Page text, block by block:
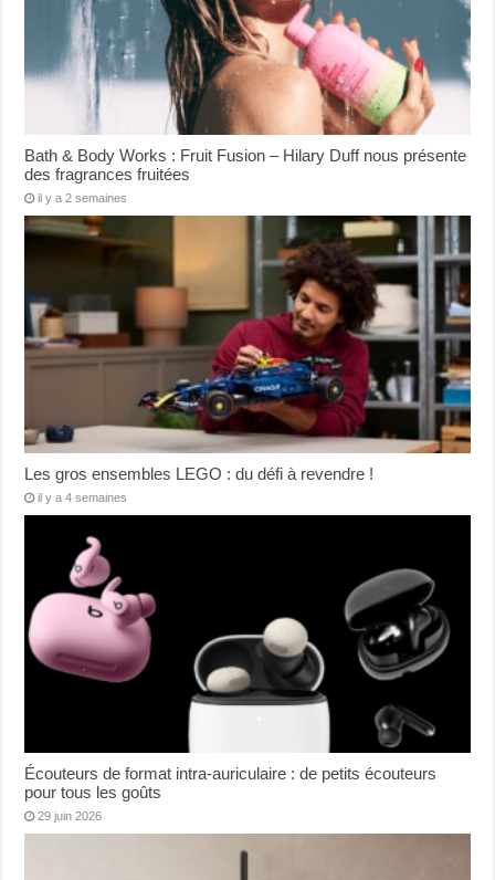
Bath & Body Works : Fruit Fusion – Hilary Duff nous présente
des fragrances fruitées
il y a 2 semaines
Les gros ensembles LEGO : du défi à revendre !
il y a 4 semaines
Écouteurs de format intra-auriculaire : de petits écouteurs
pour tous les goûts
29 juin 2026